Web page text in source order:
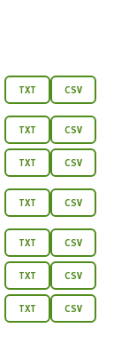
TXT CSV
TXT CSV
TXT CSV
TXT CSV
TXT CSV
TXT CSV
TXT CSV